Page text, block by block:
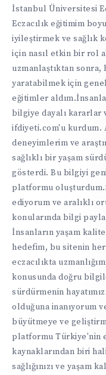
İstanbul Üniversitesi
Eczacılık eğitimim
iyileştirmek ve sağlık
için nasıl etkin bir rol
uzmanlaştıktan
yaratabilmek için
eğitimler
bilgiye dayalı kararlar
ifdiyeti.com'u kurdum.
deneyimlerim ve
sağlıklı bir yaşam
gösterdi. Bu bilgiyi
platformu
ediyorum ve aralıklı
konularında bilgi
İnsanların yaşam
hedefim, bu sitenin
eczacılıkta
konusunda doğru
sürdürmenin
olduğuna inanıyorum
büyütmeye ve
platformu Türkiye'nin
kaynaklarından biri
sağlığınızı ve yaşam